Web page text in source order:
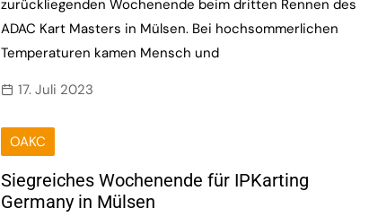
zurückliegenden Wochenende beim dritten Rennen des
ADAC Kart Masters in Mülsen. Bei hochsommerlichen
Temperaturen kamen Mensch und
17. Juli 2023
OAKC
Siegreiches Wochenende für IPKarting
Germany in Mülsen